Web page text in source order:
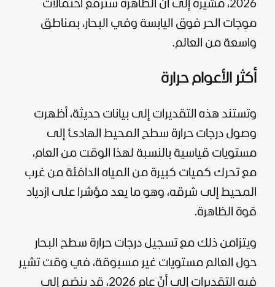
2026، مشيرة إلى أنّ الظاهرة سترفع احتمالات
موجات الحر فوق اليابسة وفي البحار، بمناطق
واسعة من العالم.
أكثر الأعوام حرارة
وتستند هذه التقديرات إلى بيانات حديثة، أظهرت
وصول درجات حرارة سطح المحيط الهادئ إلى
مستويات قياسية بالنسبة لهذا الوقت من العام،
مع تحرك كميات كبيرة من المياه الدافئة من غرب
المحيط إلى شرقه، وهو ما يعد مؤشرا على ازدياد
قوة الظاهرة.
ويتزامن ذلك مع تسجيل درجات حرارة سطح البحار
حول العالم مستويات غير مسبوقة، في وقت تشير
فيه التقديرات إلى أنّ عام 2026، قد ينضم إلى